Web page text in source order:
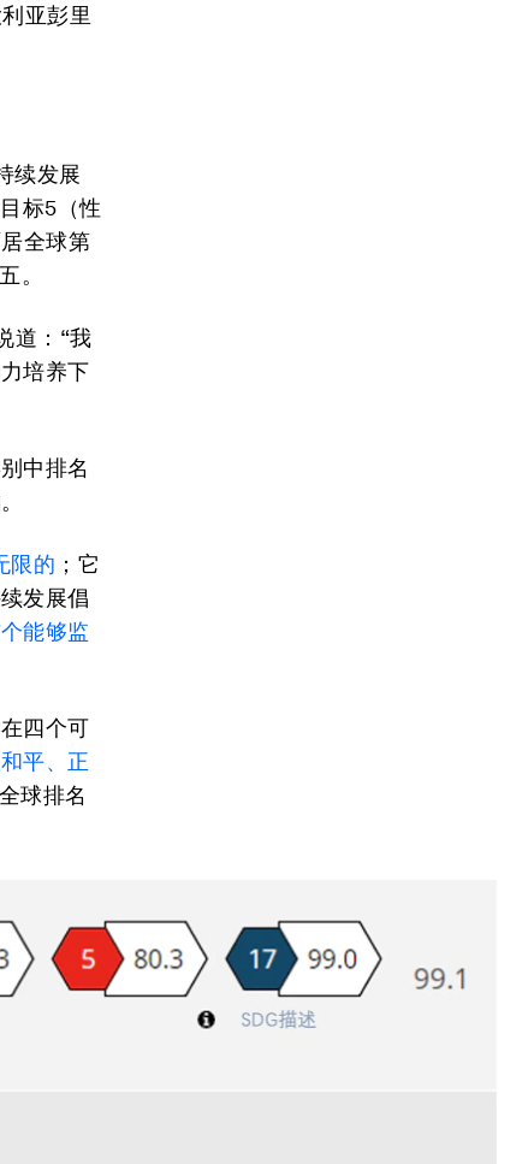
亚彭里
续发展
标5（性
全球第
。
道：“我
力培养下
中排名
限的 ；它
发展倡
能够监
四个可
平、正
球排名